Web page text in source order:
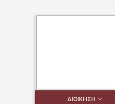
ΔΙΟΙΚΗΣΗ